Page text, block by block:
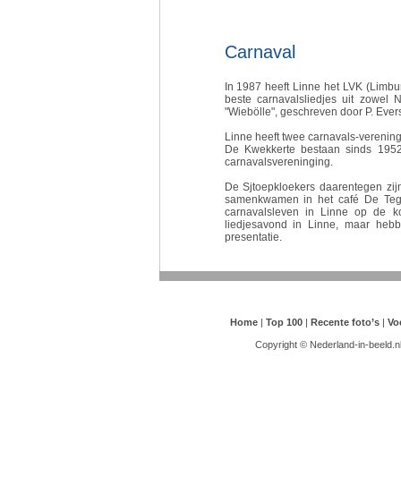
Carnaval
In 1987 heeft Linne het LVK
beste carnavalsliedjes uit zowel
"Wiebölle", geschreven door P.
Linne heeft twee carnavals-
De Kwekkerte bestaan sinds
carnavalsvereninging.
De Sjtoepkloekers daarentegen
samenkwamen in het café De
carnavalsleven in Linne op de
liedjesavond in Linne, maar
presentatie.
Home | Top 100 | Recente foto’s |
Copyright © Nederland-in-